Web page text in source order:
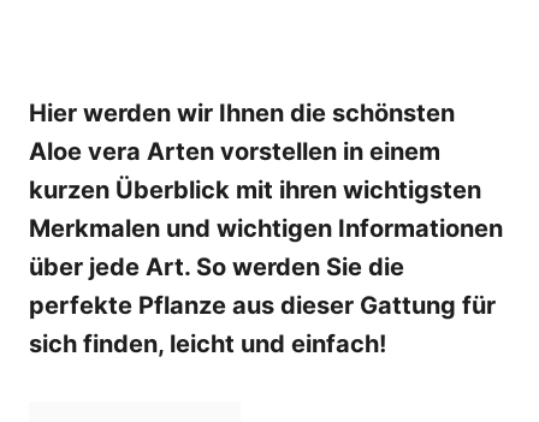
Hier werden wir Ihnen die schönsten
Aloe vera Arten vorstellen in einem
kurzen Überblick mit ihren wichtigsten
Merkmalen und wichtigen Informationen
über jede Art. So werden Sie die
perfekte Pflanze aus dieser Gattung für
sich finden, leicht und einfach!